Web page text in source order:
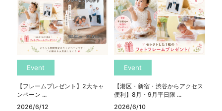
Event
【フレームプレゼント】2大キャ
ンペーン ...
2026/6/12
Event
【港区・新宿・渋谷からアクセス
便利】8月・9月平日限 ...
2026/6/10